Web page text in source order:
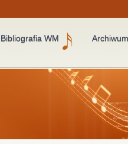
Bibliografia WM Archiwum